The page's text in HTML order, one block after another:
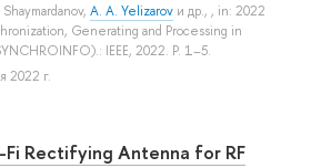
Shaymardanov, A. A. Yelizarov и др., , in: 2022
Generating and Processing in
IEEE, 2022. P. 1–5.
2022 г.
Fi Rectifying Antenna for RF